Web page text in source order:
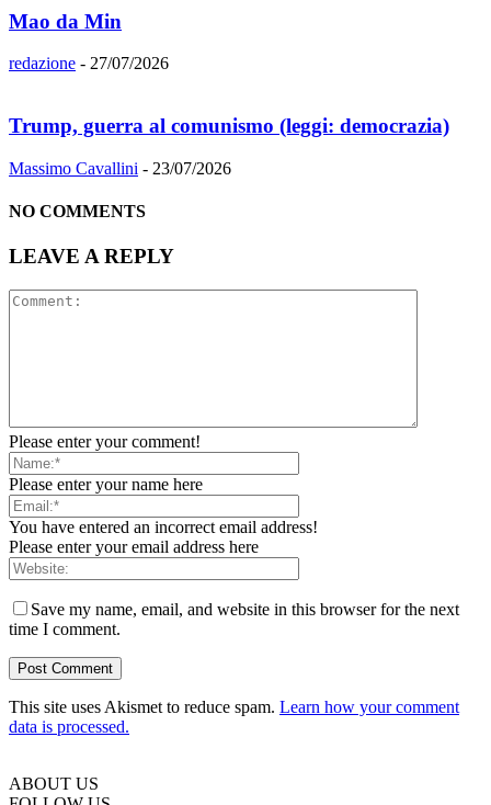
Mao da Min
redazione - 27/07/2026
Trump, guerra al comunismo (leggi: democrazia)
Massimo Cavallini - 23/07/2026
NO COMMENTS
LEAVE A REPLY
Please enter your comment!
Please enter your name here
You have entered an incorrect email address!
Please enter your email address here
Save my name, email, and website in this browser for the next
time I comment.
This site uses Akismet to reduce spam. Learn how your comment
data is processed.
ABOUT US